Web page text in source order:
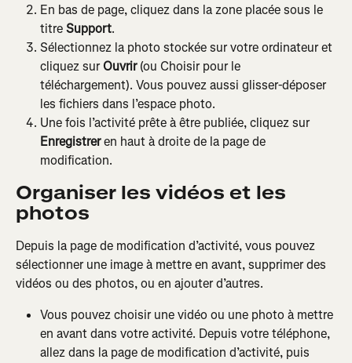
En bas de page, cliquez dans la zone placée sous le
titre Support.
Sélectionnez la photo stockée sur votre ordinateur et
cliquez sur Ouvrir (ou Choisir pour le
téléchargement). Vous pouvez aussi glisser-déposer
les fichiers dans l’espace photo.
Une fois l’activité prête à être publiée, cliquez sur
Enregistrer en haut à droite de la page de
modification.
Organiser les vidéos et les
photos
Depuis la page de modification d’activité, vous pouvez
sélectionner une image à mettre en avant, supprimer des
vidéos ou des photos, ou en ajouter d’autres.
Vous pouvez choisir une vidéo ou une photo à mettre
en avant dans votre activité. Depuis votre téléphone,
allez dans la page de modification d’activité, puis